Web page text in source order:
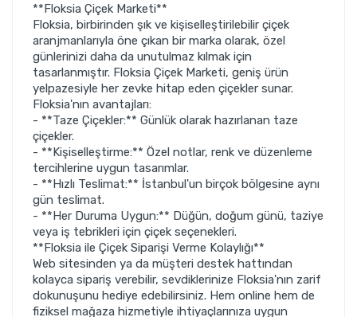
**Floksia Çiçek Marketi**
Floksia, birbirinden şık ve kişiselleştirilebilir çiçek
aranjmanlarıyla öne çıkan bir marka olarak, özel
günlerinizi daha da unutulmaz kılmak için
tasarlanmıştır. Floksia Çiçek Marketi, geniş ürün
yelpazesiyle her zevke hitap eden çiçekler sunar.
Floksia'nın avantajları:
- **Taze Çiçekler:** Günlük olarak hazırlanan taze
çiçekler.
- **Kişiselleştirme:** Özel notlar, renk ve düzenleme
tercihlerine uygun tasarımlar.
- **Hızlı Teslimat:** İstanbul'un birçok bölgesine aynı
gün teslimat.
- **Her Duruma Uygun:** Düğün, doğum günü, taziye
veya iş tebrikleri için çiçek seçenekleri.
**Floksia ile Çiçek Siparişi Verme Kolaylığı**
Web sitesinden ya da müşteri destek hattından
kolayca sipariş verebilir, sevdiklerinize Floksia'nın zarif
dokunuşunu hediye edebilirsiniz. Hem online hem de
fiziksel mağaza hizmetiyle ihtiyaçlarınıza uygun